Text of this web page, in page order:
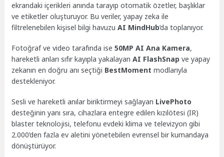
ekrandaki içerikleri anında tarayıp otomatik özetler, başlıklar
ve etiketler oluşturuyor. Bu veriler, yapay zeka ile
filtrelenebilen kişisel bilgi havuzuAI MindHub’da toplanıyor.
Fotoğraf ve video tarafında ise50MP AI Ana Kamera,
hareketli anları sıfır kayıpla yakalayanAI FlashSnap ve yapay
zekanın en doğru anı seçtiği BestMoment modlarıyla
destekleniyor.
Sesli ve hareketli anılar biriktirmeyi sağlayan LivePhoto
desteğinin yanı sıra, cihazlara entegre edilen kızılötesi (IR)
blaster teknolojisi, telefonu evdeki klima ve televizyon gibi
2.000’den fazla ev aletini yönetebilen evrensel bir kumandaya
dönüştürüyor.